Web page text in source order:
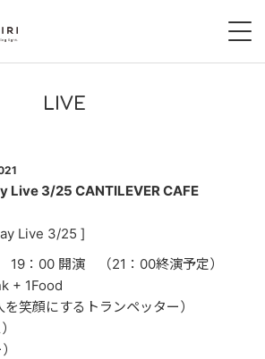
LIVE
DISCOGRAPHY
LIVE
Live 3/25 CANTILEVER CAFE
Live 3/25 ]
：00 開演 （21：00終演予定）
+ 1Food
笑顔にするトランペッター）